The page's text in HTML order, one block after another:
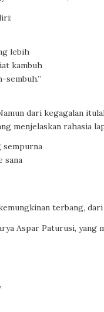
lebih
kambuh
sembuh.”
dari kegagalan
menjelaskan rahasia
sempurna
sana
terbang,
Aspar Paturusi,